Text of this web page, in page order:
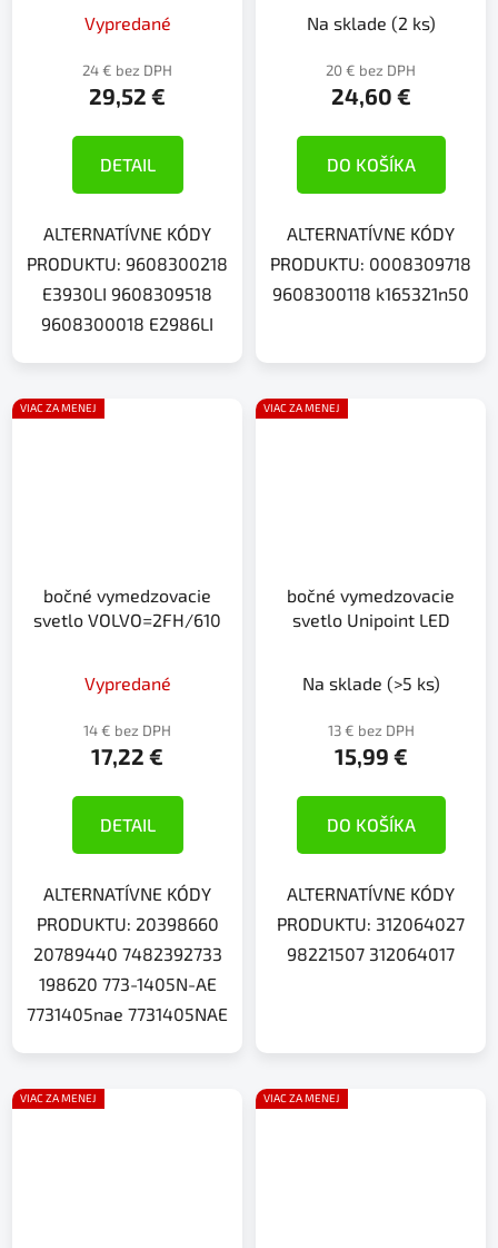
Vypredané
24 € bez DPH
29,52 €
DETAIL
ALTERNATÍVNE KÓDY
PRODUKTU: 9608300218
E3930LI 9608309518
9608300018 E2986LI
Na sklade (2 ks)
20 € bez DPH
24,60 €
DO KOŠÍKA
ALTERNATÍVNE KÓDY
PRODUKTU: 0008309718
9608300118 k165321n50
VIAC ZA MENEJ
bočné vymedzovacie
svetlo VOLVO=2FH/610
Vypredané
14 € bez DPH
17,22 €
DETAIL
ALTERNATÍVNE KÓDY
PRODUKTU: 20398660
20789440 7482392733
198620 773-1405N-AE
7731405nae 7731405NAE
VIAC ZA MENEJ
bočné vymedzovacie
svetlo Unipoint LED
Na sklade (>5 ks)
13 € bez DPH
15,99 €
DO KOŠÍKA
ALTERNATÍVNE KÓDY
PRODUKTU: 312064027
98221507 312064017
VIAC ZA MENEJ VIAC ZA MENEJ